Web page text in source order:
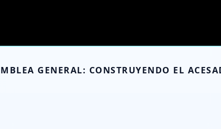
GENERAL: CONSTRUYENDO EL